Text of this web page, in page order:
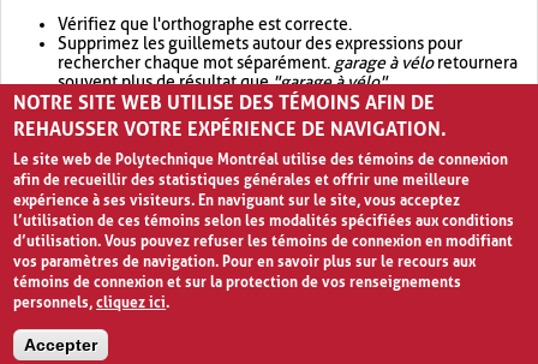
Vérifiez que l'orthographe est correcte.
Supprimez les guillemets autour des expressions pour
rechercher chaque mot séparément. garage à véloretournera
souvent plus de résultat que"garage à vélo".
Envisagez d'élargir votre recherche avec OR.garage OR vélo
retournera souvent plus de résultat quegarage à vélo
NOTRE SITE WEB UTILISE DES TÉMOINS AFIN DE
REHAUSSER VOTRE EXPÉRIENCE DE NAVIGATION.
Le site web de Polytechnique Montréal utilise des témoins de connexion
afin de recueillir des statistiques générales et offrir une meilleure
expérience à ses visiteurs. En naviguant sur le site, vous acceptez
l’utilisation de ces témoins selon les modalités spécifiées aux conditions
d’utilisation. Vous pouvez refuser les témoins de connexion en modifiant
vos paramètres de navigation. Pour en savoir plus sur le recours aux
témoins de connexion et sur la protection de vos renseignements
personnels,cliquez ici.
Accepter